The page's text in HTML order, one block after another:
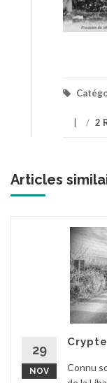
/ 2
Articles
29
NOV
Connu